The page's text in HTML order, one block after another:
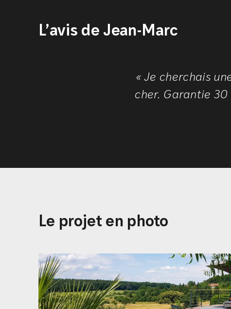
L’avis de Jean-Marc
« Je cherchais
cher. Garantie
Le projet en photo